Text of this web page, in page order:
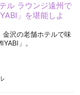
ル ラウンジ遠州で
」を堪能しよ
金沢の老舗ホテルで味
」。